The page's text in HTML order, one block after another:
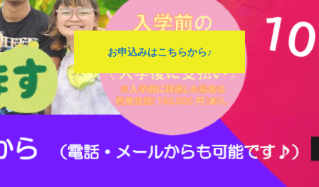
お申込みはこちらから♪